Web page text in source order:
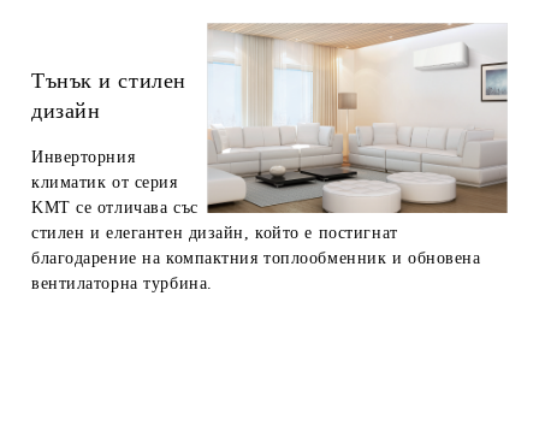
Тънък и стилен
дизайн
Инверторния
климатик от серия
KMT се отличава със
стилен и елегантен дизайн, който е постигнат
благодарение на компактния топлообменник и обновена
вентилаторна турбина.